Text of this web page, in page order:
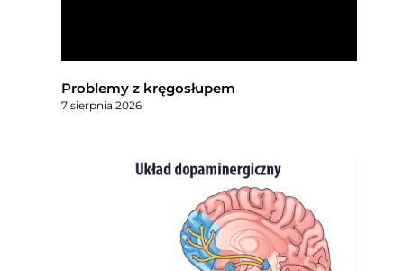
Problemy z kręgosłupem
7 sierpnia 2026